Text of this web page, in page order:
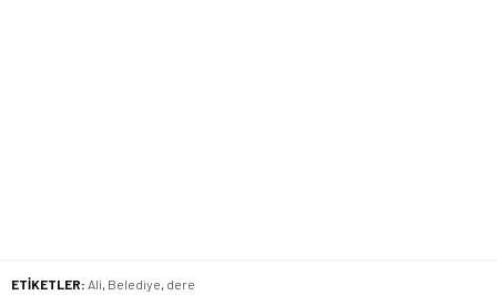
ETİKETLER: Ali Belediye dere